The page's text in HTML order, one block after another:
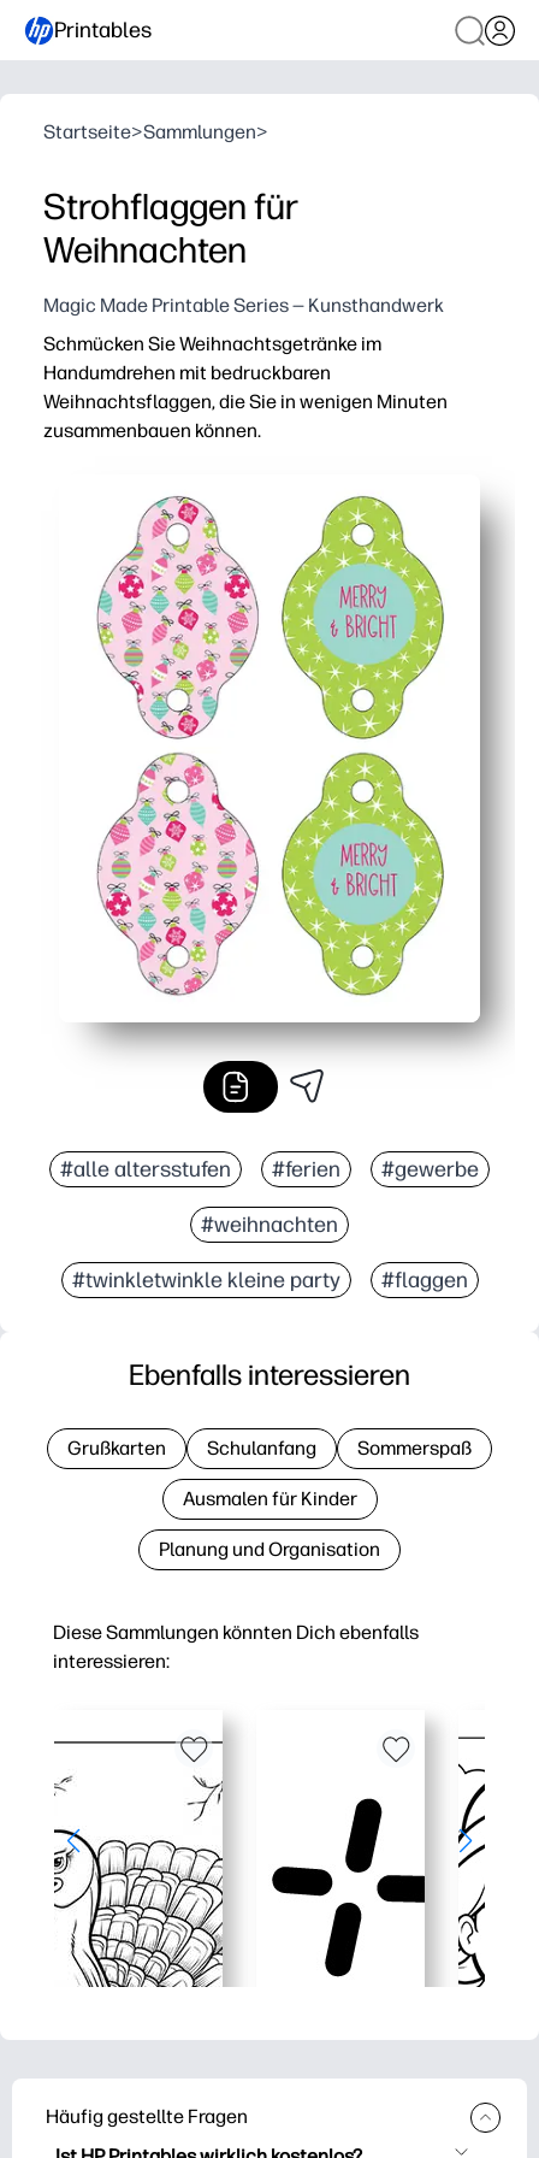
Printables
Startseite>Sammlungen>
Strohflaggen für
Weihnachten
Magic Made Printable Series — Kunsthandwerk
Schmücken Sie Weihnachtsgetränke im
Handumdrehen mit bedruckbaren
Weihnachtsflaggen, die Sie in wenigen Minuten
zusammenbauen können.
Der Platz, an dem der Name schon fertig ist, sorgt für
Kinderfreundliche Designs steigern die
Funktioniert mit Papier- oder Plastikstrohhalmen und
#alle altersstufen #ferien #gewerbe
#weihnachten
#twinkletwinkle kleine party #flaggen
Diese Sammlungen könnten Dich ebenfalls
interessieren:
Ebenfalls interessieren
Grußkarten Schulanfang Sommerspaß
Ausmalen für Kinder
Planung und Organisation
Häufig gestellte Fragen